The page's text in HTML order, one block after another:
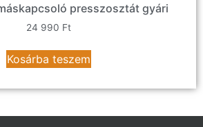
presszosztát gyári
24 990 Ft
Kosárba teszem